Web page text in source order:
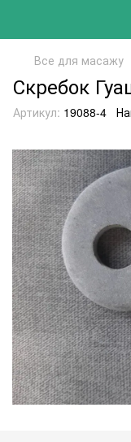
Все для масажу
Скребок
Артикул: 19088-4